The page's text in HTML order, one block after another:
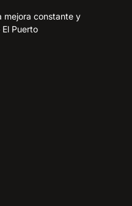
mejora constante y
Puerto